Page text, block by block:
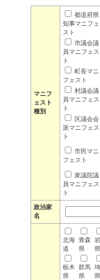
マニフ
ェスト
種別
都道府県
知事マニフェ
スト
市議会議
員マニフェス
ト
町長マニ
フェスト
村議会議
員マニフェス
ト
区議会会
派マニフェス
ト
市民マニ
フェスト
衆議院議
員マニフェス
ト
政治家
名
北海
道
青森
県
県
栃木
県
群馬
県
県